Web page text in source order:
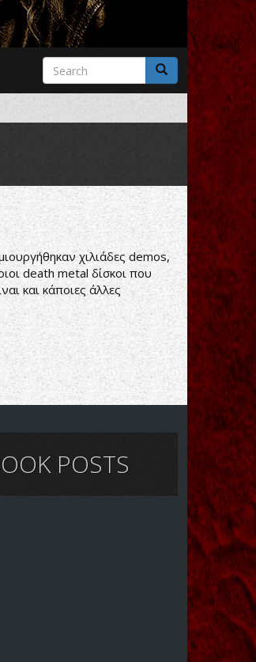
Search
form
Search
χιλιάδες demos,
death metal δίσκοι που
και κάποιες άλλες
POSTS